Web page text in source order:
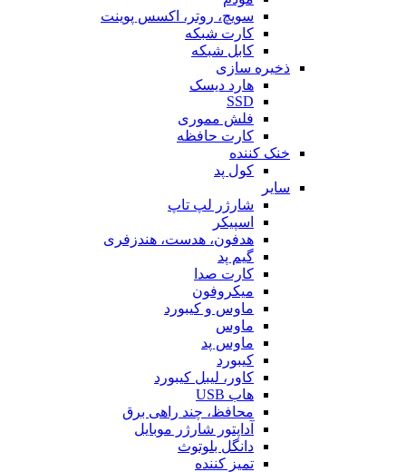
سویچ، روتر، اکسس پوینت
کارت شبکه
کابل شبکه
ذخیره سازی
هارد دیسک
SSD
فلش مموری
کارت حافظه
خنک کننده
کول پد
سایر
شارژر لپ تاپ
اسپیکر
هدفون، هدست، هندزفری
گیم پد
کارت صدا
میکروفون
ماوس و کیبورد
ماوس
ماوس پد
کیبورد
کاور، لیبل کیبورد
هاب USB
محافظ، چند راهی برق
آداپتور شارژر موبایل
دانگل بلوتوث
تمیز کننده